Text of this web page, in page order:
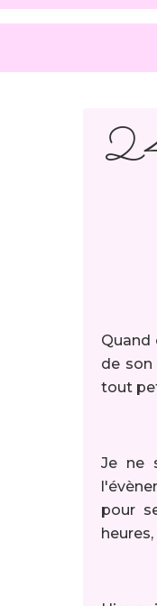
Quand
de son
tout
Je ne
pour